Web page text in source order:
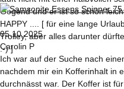
Gegend und er ist so schön
HAPPY .... [ für eine lange
Trolley, aber alles darunter
:-) ]
05.10.2025
Carolin P
Ich war auf der Suche nach
nachdem mir ein Kofferinhalt in
durchnässt war. Der Koffer ist